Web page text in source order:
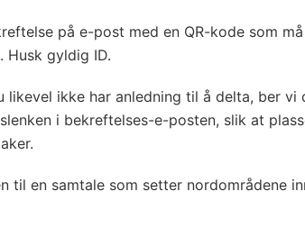
på e-post med en QR-kode som
Husk gyldig ID.
likevel ikke har anledning til å delta, ber vi
i bekreftelses-e-posten, slik at
til en samtale som setter nordområdene